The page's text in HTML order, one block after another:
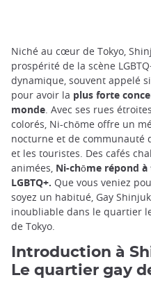
Niché au cœur de Tokyo,
prospérité de la scène
dynamique, souvent appelé
pour avoir la plus forte
monde . Avec ses rues
colorés, Ni-chōme offre un
nocturne et de communauté
et les touristes. Des cafés
animées, Ni-chōme répond
LGBTQ+. Que vous veniez
soyez un habitué, Gay
inoubliable dans le quartier
de Tokyo.
Introduction à
Le quartier gay